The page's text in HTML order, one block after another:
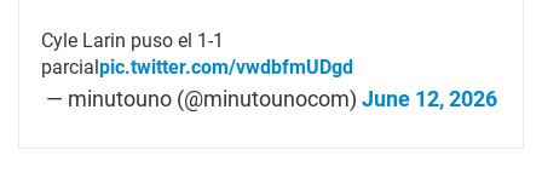
Cyle Larin puso el 1-1
parcialpic.twitter.com/vwdbfmUDgd
— minutouno (@minutounocom) June 12, 2026